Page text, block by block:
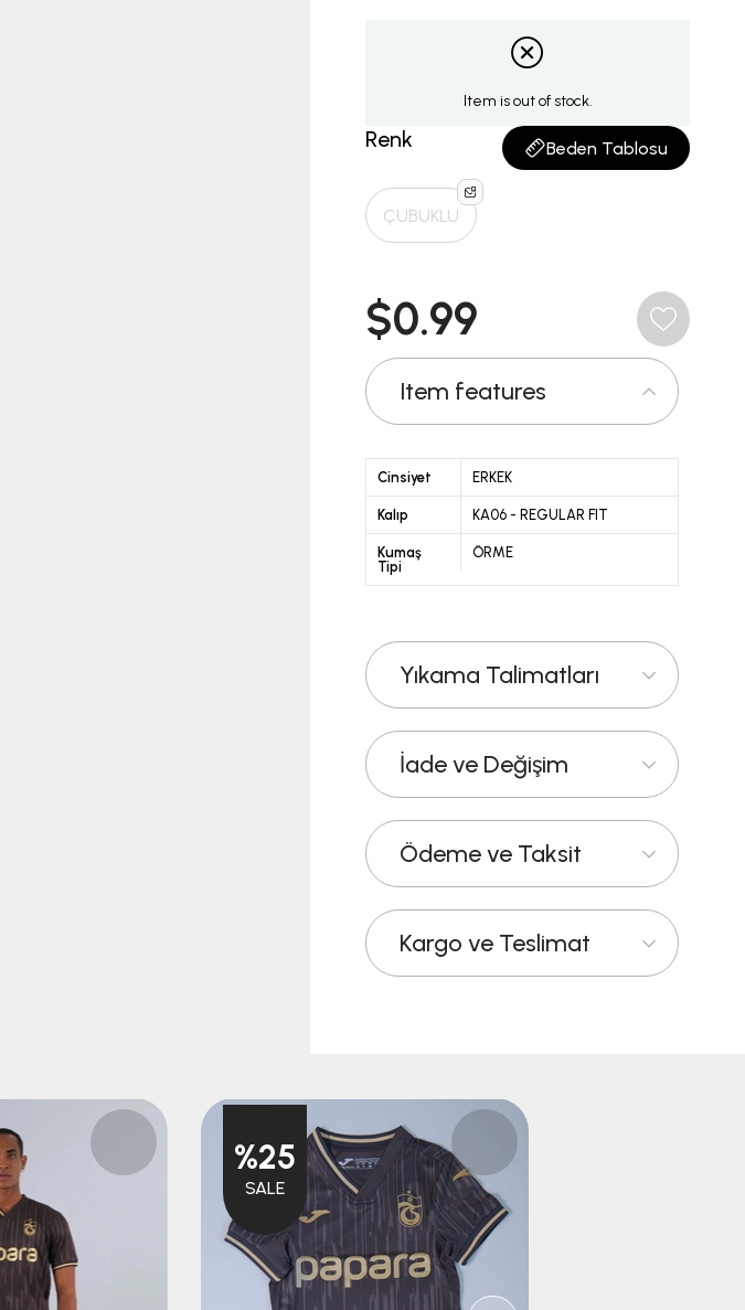
Item is out of stock.
Renk Beden Tablosu
ÇUBUKLU
$0.99
Item features
Cinsiyet ERKEK
Kalıp KA06 - REGULAR FIT
Kumaş
Tipi
ÖRME
Yıkama Talimatları
İade ve Değişim
Ödeme ve Taksit
Kargo ve Teslimat
%25
SALE